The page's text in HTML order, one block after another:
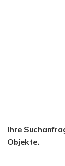
Ihre
Objekte.